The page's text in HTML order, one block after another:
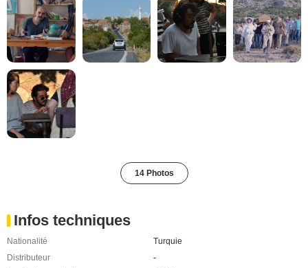
14 Photos
Infos techniques
Nationalité
Turquie
Distributeur
-